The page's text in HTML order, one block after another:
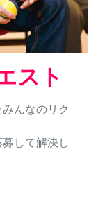
スト
んなのリク
して解決し